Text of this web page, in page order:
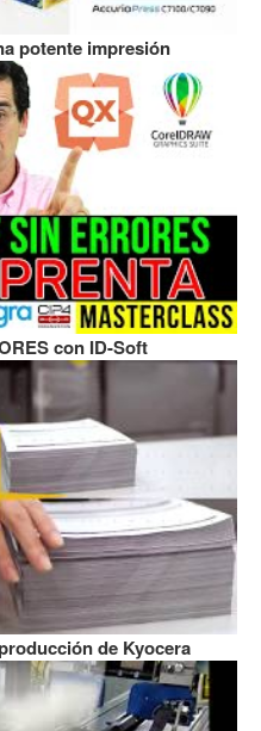
potente impresión
con ID-Soft
de Kyocera